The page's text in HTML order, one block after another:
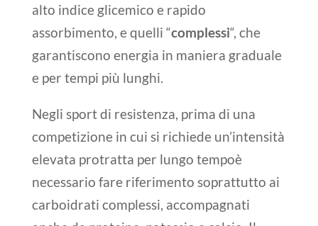
alto indice glicemico e rapido
assorbimento, e quelli “complessi“, che
garantiscono energia in maniera graduale
e per tempi più lunghi.
Negli sport di resistenza, prima di una
competizione in cui si richiede un’intensità
elevata protratta per lungo tempoè
necessario fare riferimento soprattutto ai
carboidrati complessi, accompagnati